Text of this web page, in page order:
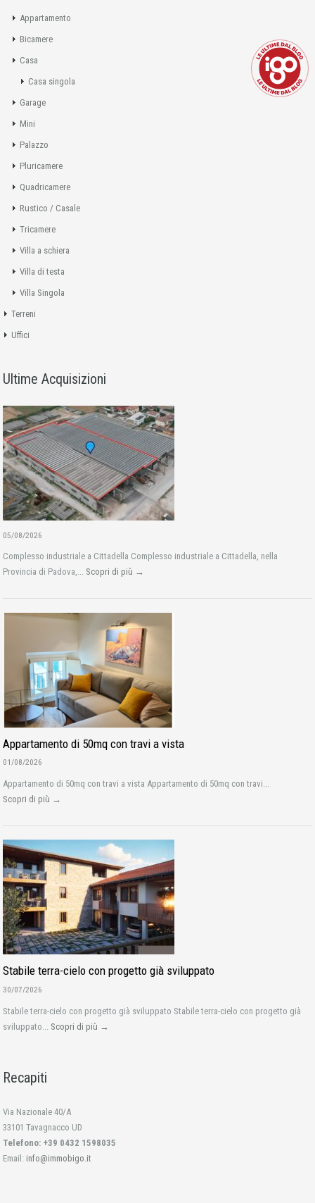
Appartamento
Bicamere
Casa
Casa singola
Garage
Mini
Palazzo
Pluricamere
Quadricamere
Rustico / Casale
Tricamere
Villa a schiera
Villa di testa
Villa Singola
Terreni
Uffici
Ultime Acquisizioni
05/08/2026
Complesso industriale a Cittadella Complesso industriale a Cittadella, nella
Provincia di Padova,... Scopri di più →
Appartamento di 50mq con travi a vista
01/08/2026
Appartamento di 50mq con travi a vista Appartamento di 50mq con travi...
Scopri di più →
Stabile terra-cielo con progetto già sviluppato
30/07/2026
Stabile terra-cielo con progetto già sviluppato Stabile terra-cielo con progetto già
sviluppato... Scopri di più →
Recapiti
Via Nazionale 40/A
33101 Tavagnacco UD
Telefono: +39 0432 1598035
Email: info@immobigo.it